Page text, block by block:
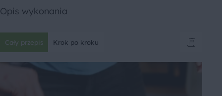
Opis wykonania
Cały przepis Krok po kroku